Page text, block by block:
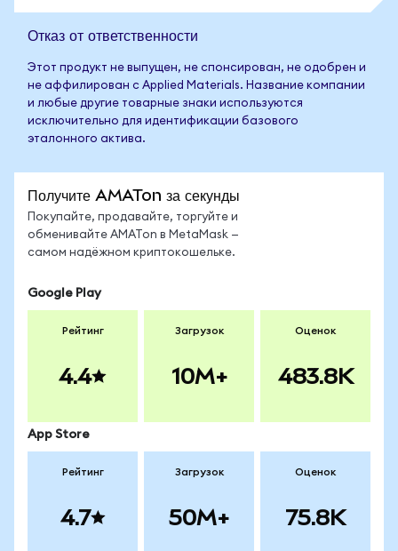
Отказ от ответственности
Этот продукт не выпущен, не спонсирован, не одобрен и
не аффилирован с Applied Materials. Название компании
и любые другие товарные знаки используются
исключительно для идентификации базового
эталонного актива.
Получите AMATon за секунды
Покупайте, продавайте, торгуйте и
обменивайте AMATon в MetaMask —
самом надёжном криптокошельке.
Google Play
Рейтинг
4.4
Загрузок
10M+
Оценок
483.8K
App Store
Рейтинг
4.7
Загрузок
50M+
Оценок
75.8K